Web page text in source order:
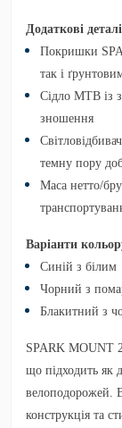
Додаткові
Покришки
так і
Сідло MTB із
зношення
темну пору
Маса нетто/
Варіанти
Синій з білим
Чорний з
Блакитний з
SPARK MOUNT
що підходить як
велоподорожей.
конструкція та